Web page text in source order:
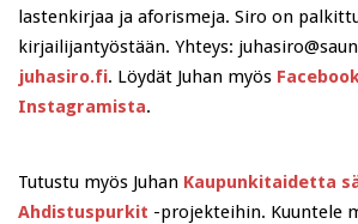
lastenkirjaa ja aforismeja. Siro on
kirjailijantyöstään. Yhteys:
juhasiro.fi. Löydät Juhan myös
Instagramista.
Tutustu myös Juhan Kaupunkitaidetta
Ahdistuspurkit -projekteihin. Kuuntele